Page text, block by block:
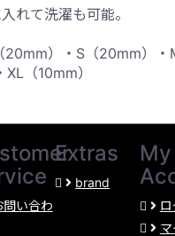
れて洗濯も可能。
20mm）・S（20mm）・
（10mm）
問い合わ
Extras
brand
My